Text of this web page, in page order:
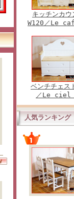
キッチンカウ
W120／Le
ベンチチェス
／Le ciel（
人気ランキング